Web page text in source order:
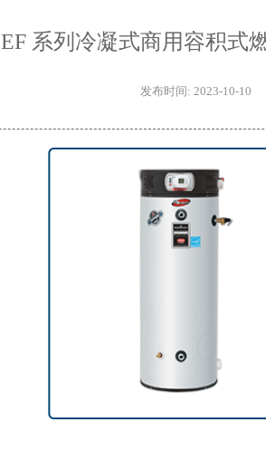
EF 系列冷凝式商用容积式
发布时间: 2023-10-10